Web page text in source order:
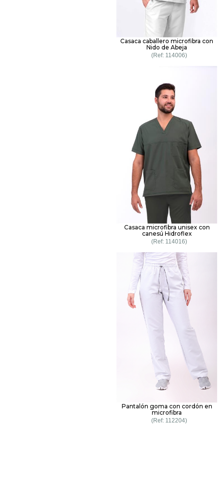
Casaca caballero microfibra con
Nido de Abeja
114006
Casaca microfibra unisex con
canesú Hidroflex
114016
Pantalón goma con cordón en
microfibra
112204